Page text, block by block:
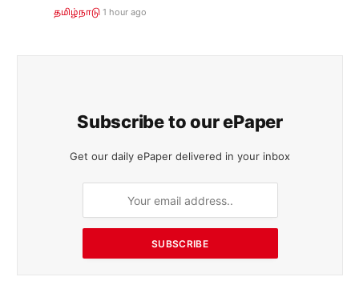
தமிழ்நாடு 1 hour ago
Subscribe to our ePaper
Get our daily ePaper delivered in your inbox
SUBSCRIBE